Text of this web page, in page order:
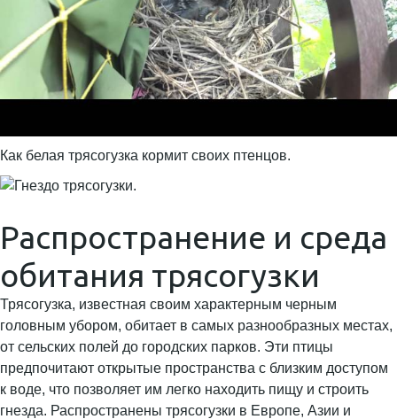
Как белая трясогузка кормит своих птенцов.
Распространение и среда
обитания трясогузки
Трясогузка, известная своим характерным черным
головным убором, обитает в самых разнообразных местах,
от сельских полей до городских парков. Эти птицы
предпочитают открытые пространства с близким доступом
к воде, что позволяет им легко находить пищу и строить
гнезда. Распространены трясогузки в Европе, Азии и